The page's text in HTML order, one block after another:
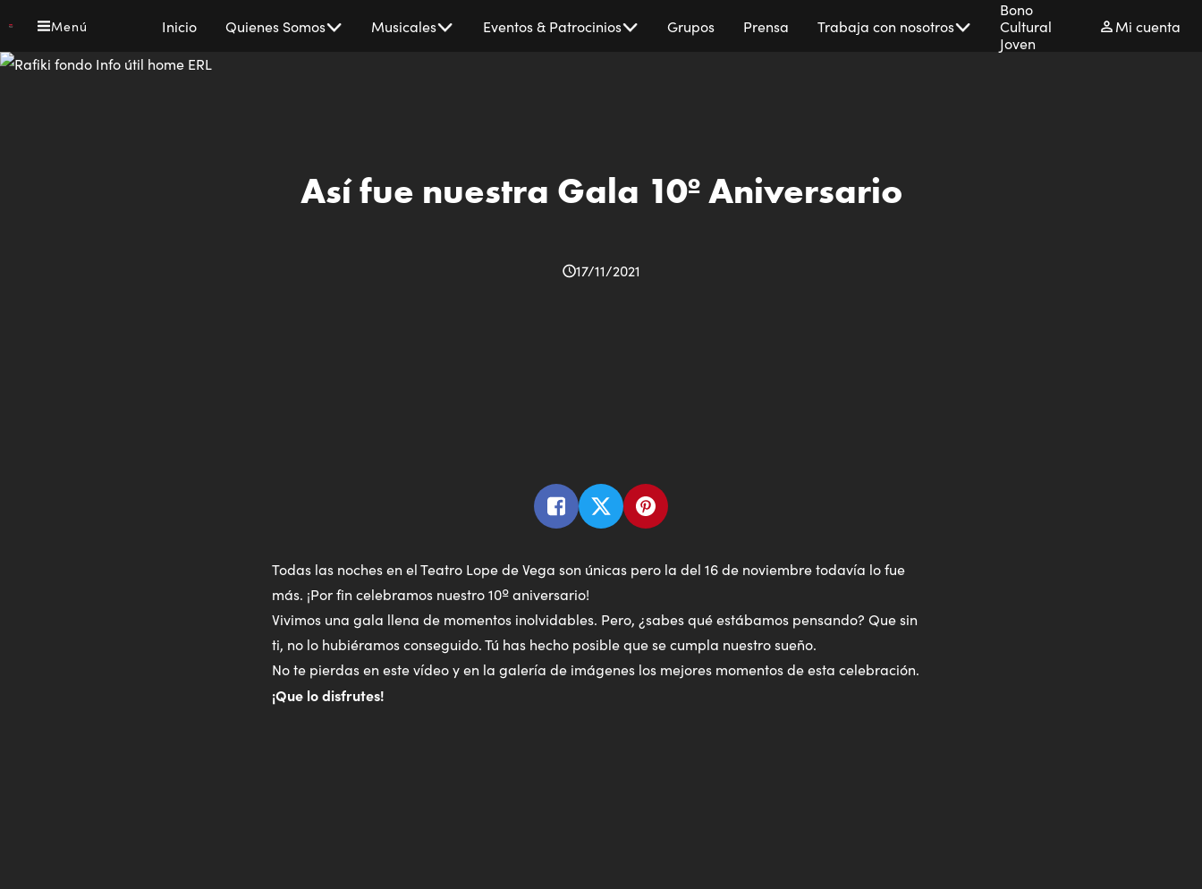
contenido
Menú
navigation
Inicio Quienes Somos Musicales Eventos & Patrocinios Grupos Prensa Trabaja con nosotros
Bono
Cultural
Joven
Mi cuenta
Así fue nuestra Gala 10º Aniversario
17/11/2021
Todas las noches en el Teatro Lope de Vega son únicas pero la del 16 de noviembre todavía lo fue
más. ¡Por fin celebramos nuestro 10º aniversario!
Vivimos una gala llena de momentos inolvidables. Pero, ¿sabes qué estábamos pensando? Que sin
ti, no lo hubiéramos conseguido. Tú has hecho posible que se cumpla nuestro sueño.
No te pierdas en este vídeo y en la galería de imágenes los mejores momentos de esta celebración.
¡Que lo disfrutes!